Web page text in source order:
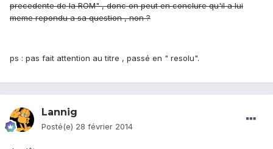
precedente de la ROM" , donc on peut en conclure qu'il a lui
meme repondu a sa question , non ?
ps : pas fait attention au titre , passé en " resolu".
Lannig
Posté(e) 28 février 2014